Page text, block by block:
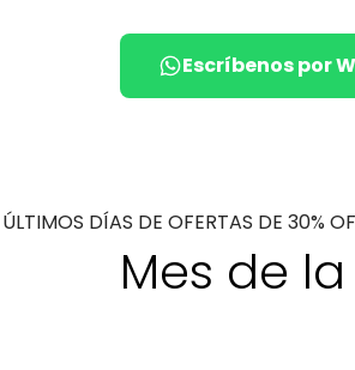
Escríbenos por
ÚLTIMOS DÍAS DE OFERTAS DE 30%
Mes de